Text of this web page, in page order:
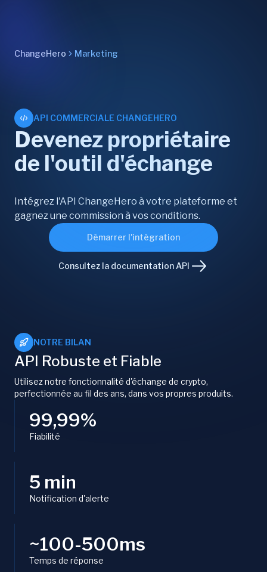
ChangeHero Marketing
API COMMERCIALE CHANGEHERO
Devenez propriétaire
de l'outil d'échange
Intégrez l'API ChangeHero à votre plateforme et
gagnez une commission à vos conditions.
Démarrer l'intégration
Consultez la documentation API
NOTRE BILAN
API Robuste et Fiable
Utilisez notre fonctionnalité d'échange de crypto,
perfectionnée au fil des ans, dans vos propres produits.
99,99%
Fiabilité
5 min
Notification d'alerte
~100-500ms
Temps de réponse